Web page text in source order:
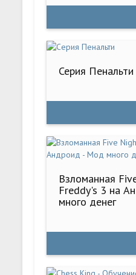
Серия Пенальти
Взломанная
Freddy's 3 на
много денег